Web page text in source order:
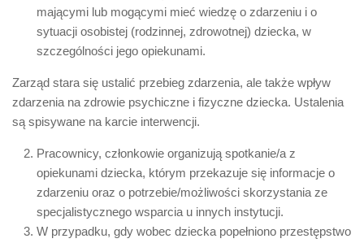
mającymi lub mogącymi mieć wiedzę o zdarzeniu i o
sytuacji osobistej (rodzinnej, zdrowotnej) dziecka, w
szczególności jego opiekunami.
Zarząd stara się ustalić przebieg zdarzenia, ale także wpływ
zdarzenia na zdrowie psychiczne i fizyczne dziecka. Ustalenia
są spisywane na karcie interwencji.
Pracownicy, członkowie organizują spotkanie/a z
opiekunami dziecka, którym przekazuje się informacje o
zdarzeniu oraz o potrzebie/możliwości skorzystania ze
specjalistycznego wsparcia u innych instytucji.
W przypadku, gdy wobec dziecka popełniono przestępstwo